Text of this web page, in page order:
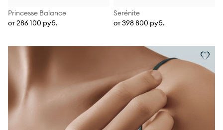
Princesse Balance
от 286 100 руб.
Serénite
от 398 800 руб.